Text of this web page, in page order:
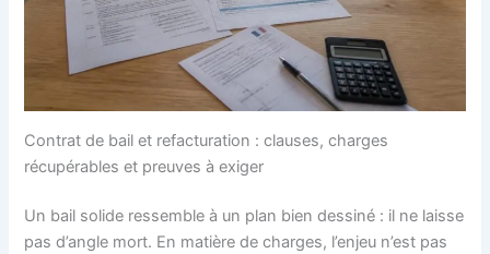
Contrat de bail et refacturation : clauses, charges
récupérables et preuves à exiger
Un bail solide ressemble à un plan bien dessiné : il ne laisse
pas d’angle mort. En matière de charges, l’enjeu n’est pas